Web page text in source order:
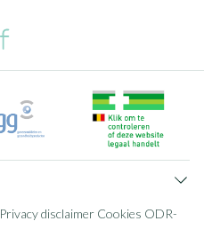
Privacy disclaimer Cookies ODR-